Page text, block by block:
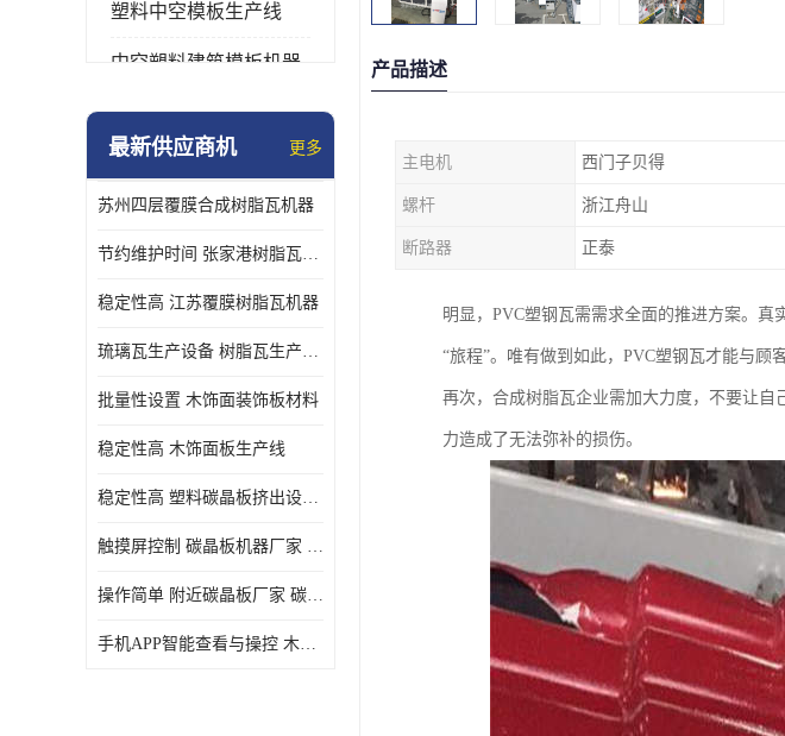
塑料中空模板生产线
中空塑料建筑模板机器
最新供应商机 更多
苏州四层覆膜合成树脂瓦机器
节约维护时间 张家港树脂瓦小青瓦成型机
稳定性高 江苏覆膜树脂瓦机器
琉璃瓦生产设备 树脂瓦生产设备
批量性设置 木饰面装饰板材料
稳定性高 木饰面板生产线
稳定性高 塑料碳晶板挤出设备 碳晶板设备
触摸屏控制 碳晶板机器厂家 碳晶板全屋装修的利和弊
操作简单 附近碳晶板厂家 碳晶板机器厂家
手机APP智能查看与操控 木饰面板机器
产品描述
主电机 西门子贝得
螺杆 浙江舟山
断路器 正泰
明显，PVC塑钢瓦需需求全面的推进方案。
“旅程”。唯有做到如此，PVC塑钢瓦才能与顾
再次，合成树脂瓦企业需加大力度，不要让自
力造成了无法弥补的损伤。